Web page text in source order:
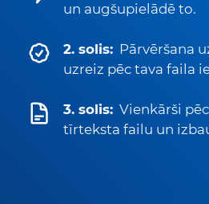
un augšupielādē to.
2. solis: Pārvēršana
uzreiz pēc tava faila
3. solis: Vienkārši
tīrteksta failu un